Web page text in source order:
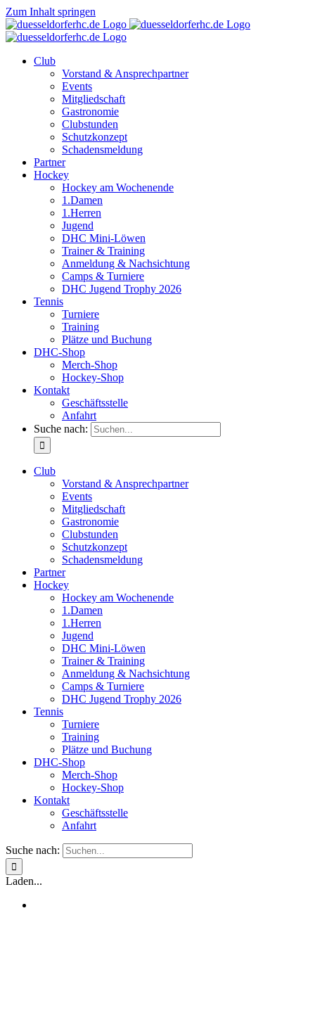
Zum Inhalt springen
Club
Vorstand & Ansprechpartner
Events
Mitgliedschaft
Gastronomie
Clubstunden
Schutzkonzept
Schadensmeldung
Partner
Hockey
Hockey am Wochenende
1.Damen
1.Herren
Jugend
DHC Mini-Löwen
Trainer & Training
Anmeldung & Nachsichtung
Camps & Turniere
DHC Jugend Trophy 2026
Tennis
Turniere
Training
Plätze und Buchung
DHC-Shop
Merch-Shop
Hockey-Shop
Kontakt
Geschäftsstelle
Anfahrt
Suche nach:
Club
Vorstand & Ansprechpartner
Events
Mitgliedschaft
Gastronomie
Clubstunden
Schutzkonzept
Schadensmeldung
Partner
Hockey
Hockey am Wochenende
1.Damen
1.Herren
Jugend
DHC Mini-Löwen
Trainer & Training
Anmeldung & Nachsichtung
Camps & Turniere
DHC Jugend Trophy 2026
Tennis
Turniere
Training
Plätze und Buchung
DHC-Shop
Merch-Shop
Hockey-Shop
Kontakt
Geschäftsstelle
Anfahrt
Suche nach:
Laden...